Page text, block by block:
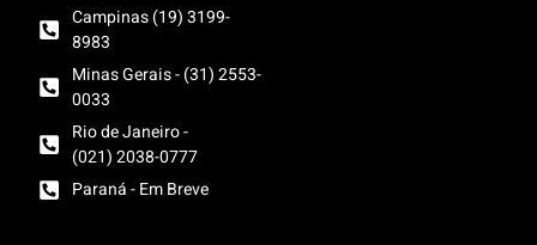
Campinas (19) 3199-
8983
Minas Gerais - (31) 2553-
0033
Rio de Janeiro -
(021) 2038-0777
Paraná - Em Breve